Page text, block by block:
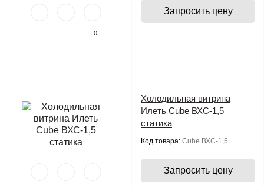
0
Запросить цену
Холодильная витрина
Илеть Cube ВХС-1,5
статика
Код товара: Cube ВХС-1,5
Запросить цену